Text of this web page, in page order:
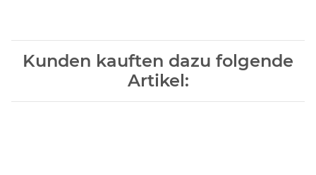
Kunden kauften dazu folgende
Artikel: